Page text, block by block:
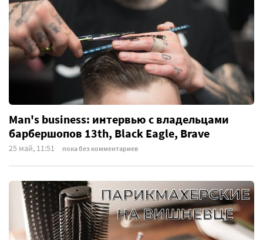
Man's business: интервью с владельцами
барбершопов 13th, Black Eagle, Brave
25 май, 11:51 пока без комментариев